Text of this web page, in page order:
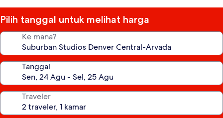
Pilih tanggal untuk melihat harga
Ke mana?
Tanggal
Traveler